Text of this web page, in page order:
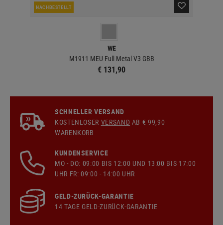
NACHBESTELLT
WE
M1911 MEU Full Metal V3 GBB
€ 131,90
SCHNELLER VERSAND
KOSTENLOSER VERSAND AB € 99,90
WARENKORB
KUNDENSERVICE
MO - DO: 09:00 BIS 12:00 UND 13:00 BIS 17:00
UHR FR: 09:00 - 14:00 UHR
GELD-ZURÜCK-GARANTIE
14 TAGE GELD-ZURÜCK-GARANTIE